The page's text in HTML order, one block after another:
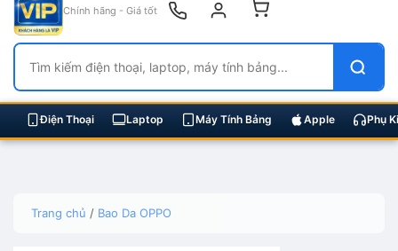
Chính hãng - Giá tốt
Điện Thoại Laptop Máy Tính Bảng Apple Phụ
Trang chủ / Bao Da OPPO